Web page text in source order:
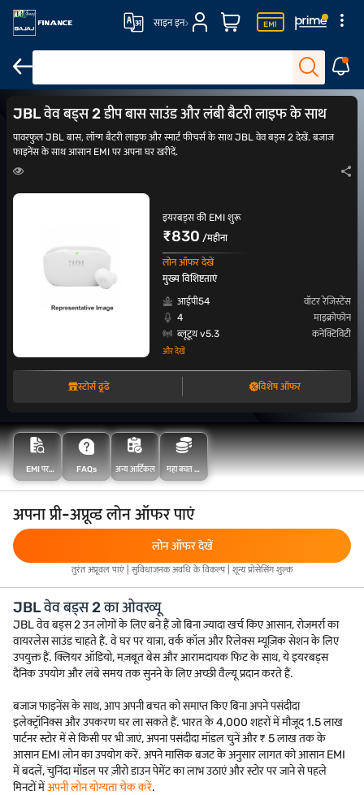
साइन इन
वॉटरप्रूफ इयरबड्स स्पोर्ट्स इयरबड्स इयरबड्स और हेडफोन पर ऑफर ENC
JBL वेव बड्स 2 डीप बास साउंड और लंबी बैटरी लाइफ के साथ
पावरफुल JBL बास, लॉन्ग बैटरी लाइफ और स्मार्ट फीचर्स के साथ JBL वेव बड्स 2 देखें. बजाज
फाइनेंस के साथ आसान EMI पर अपना घर खरीदें.
इयरबड्स की EMI शुरू
₹830 /महीना
लोन ऑफर देखें
मुख्य विशिष्टताएं
आईपी54
वॉटर रेजिस्टेंस
4
माइक्रोफोन
ब्लूटूथ v5.3
कनेक्टिविटी
और देखें
स्टोर्स ढूंढें विशेष ऑफर
EMI पर
खरीदारी करें
FAQs अन्य आर्टिकल
महा बचत के
साथ अधिक
अपना प्री-अप्रूव्ड लोन ऑफर पाएं
लोन ऑफर देखें
तुरंत अप्रूवल पाएं | सुविधाजनक अवधि के विकल्प | शून्य प्रोसेसिंग शुल्क
JBL वेव बड्स 2 का ओवरव्यू
JBL वेव बड्स 2 उन लोगों के लिए बने हैं जो बिना ज्यादा खर्च किए आसान, रोजमर्रा का
वायरलेस साउंड चाहते हैं. वे घर पर यात्रा, वर्क कॉल और रिलेक्स म्यूज़िक सेशन के लिए
उपयुक्त हैं. क्लियर ऑडियो, मज़बूत बेस और आरामदायक फिट के साथ, ये इयरबड्स
दैनिक उपयोग और लंबे समय तक सुनने के लिए अच्छी वैल्यू प्रदान करते हैं.
बजाज फाइनेंस के साथ, आप अपनी बचत को समाप्त किए बिना अपने पसंदीदा
इलेक्ट्रॉनिक्स और उपकरण घर ला सकते हैं. भारत के 4,000 शहरों में मौजूद 1.5 लाख
पार्टनर स्टोर में से किसी पर भी जाएं, अपना पसंदीदा मॉडल चुनें और ₹ 5 लाख तक के
आसान EMI लोन का उपयोग करें. अपने मासिक बजट के अनुसार लागत को आसान EMI
में बदलें, चुनिंदा मॉडल पर ज़ीरो डाउन पेमेंट का लाभ उठाएं और स्टोर पर जाने से पहले
मिनटों मेंअपनी लोन योग्यता चेक करें.